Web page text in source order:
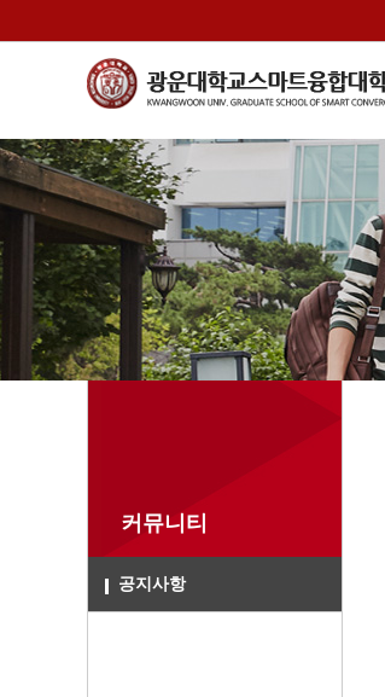
커뮤니티
공지사항